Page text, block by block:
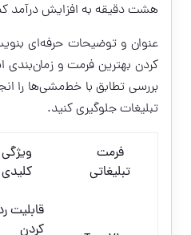
هشت دقیقه به افزایش درآمد
کردن بهترین فرمت و زمان‌بندی
بررسی تطابق با خط‌مشی‌ها را
تبلیغات جلوگیری کنید.
فرمت
تبلیغاتی
ویژگی
کلیدی
قابلیت
کردن